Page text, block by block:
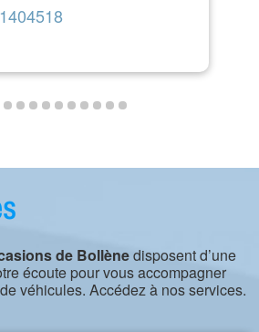
de Bollènedisposent d’une
écoute pour vous accompagner
véhicules. Accédez à nos services.